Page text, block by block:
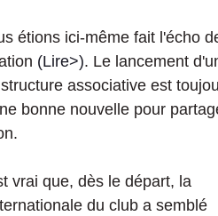
étions ici-même fait l'écho
(Lire>). Le lancement
associative est
bonne nouvelle pour
vrai que, dès le départ, la
du club a semblé